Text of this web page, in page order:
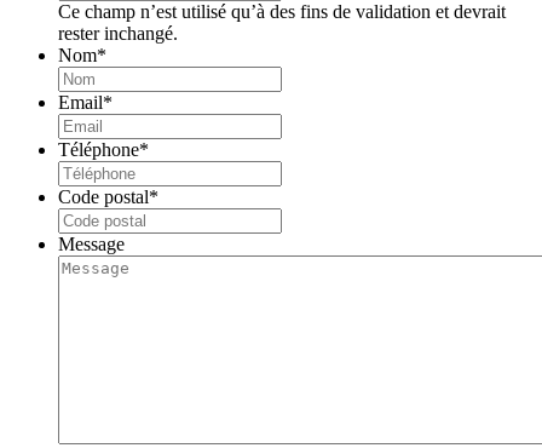
Ce champ n’est utilisé qu’à des fins de validation et devrait
rester inchangé.
Nom*
Email*
Téléphone*
Code postal*
Message